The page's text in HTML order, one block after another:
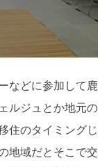
などに参加して鹿
ルジュとか地元の
住のタイミングじ
地域だとそこで交